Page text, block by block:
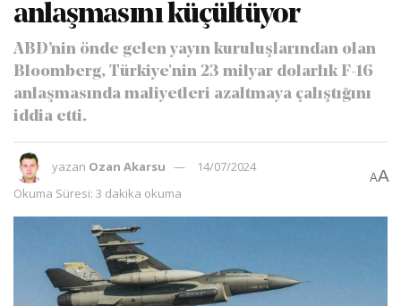
anlaşmasını küçültüyor
ABD’nin önde gelen yayın kuruluşlarından olan
Bloomberg, Türkiye'nin 23 milyar dolarlık F-16
anlaşmasında maliyetleri azaltmaya çalıştığını
iddia etti.
yazan Ozan Akarsu
14/07/2024
Okuma Süresi: 3 dakika okuma
AA